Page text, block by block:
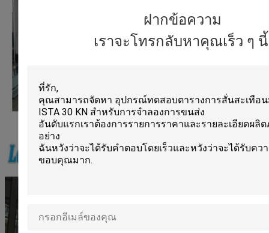
ฝากข้อความ
เราจะโทรกลับหาคุณเร็ว ๆ